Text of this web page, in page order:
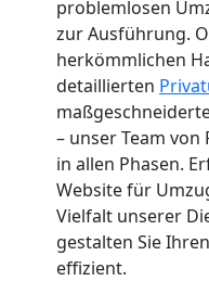
problemlosen
zur Ausführung.
herkömmlichen
detaillierten
– unser Team
in allen Phasen.
Website für
Vielfalt unserer
gestalten Sie
effizient.